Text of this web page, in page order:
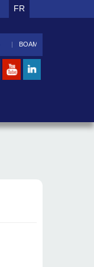
FR
BOAM